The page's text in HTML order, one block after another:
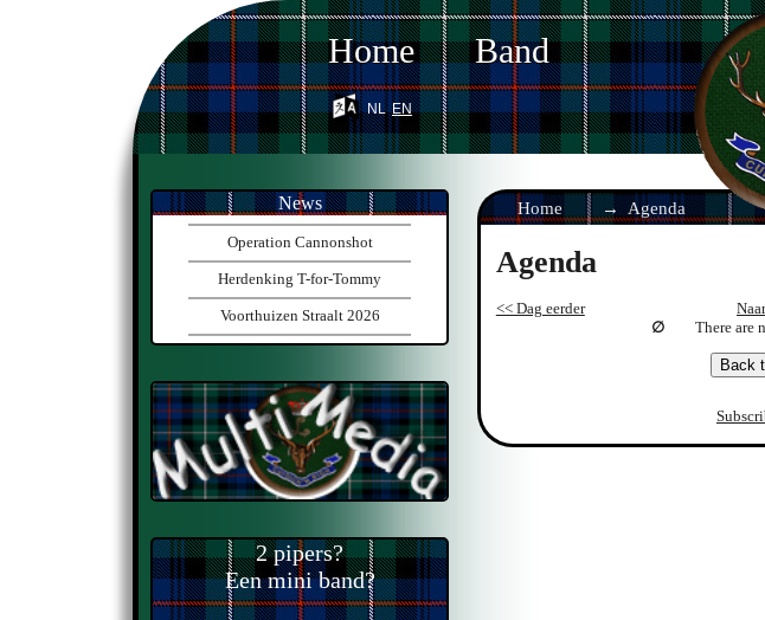
Home Band
nl en
Home Agenda
Agenda
<< Dag eerder
There are
Back
News
Operation Cannonshot
Herdenking T-for-Tommy
Voorthuizen Straalt 2026
2 pipers?
Een mini band?